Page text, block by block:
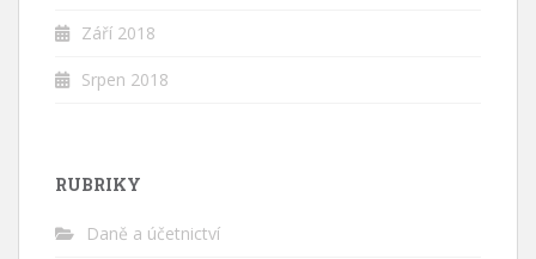
Září 2018
Srpen 2018
RUBRIKY
Daně a účetnictví